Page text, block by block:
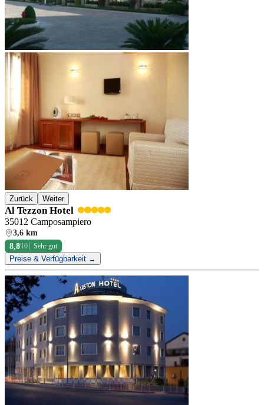
Zurück Weiter
Al Tezzon Hotel
35012 Camposampiero
3,6 km
8,8/10 Sehr gut
Preise & Verfügbarkeit →